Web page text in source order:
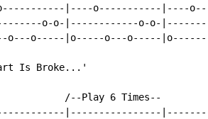
|----o-----------|----
o-o-|------------o-o-
o---o-----|o-----o---o-----
Is Broke...'
/--Play 6 Times--
|----------------